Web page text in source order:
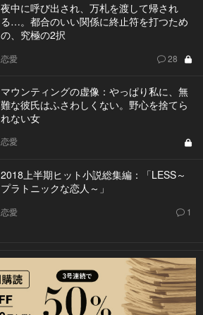
夜中に呼び出され、万札を渡して帰され
る…。都合のいい関係に終止符を打つため
の、究極の2択
恋愛 28
マウンティングの虚像：やっぱり私に、無
難な彼氏はふさわしくない。野心を捨てら
れない女
恋愛
2018上半期ヒット小説総集編：「LESS～
プラトニックな恋人～」
恋愛 1